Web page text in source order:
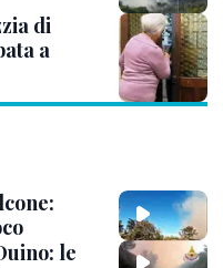
di
a
le